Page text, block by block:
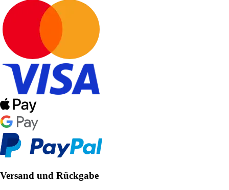
Versand und Rückgabe